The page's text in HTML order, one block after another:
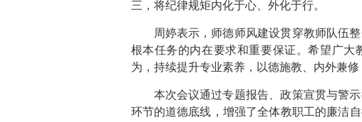
三，将纪律规矩内化于心、外化于行。
周婷表示，师德师风建设贯穿教师队伍
根本任务的内在要求和重要保证。希望广
为，持续提升专业素养，以德施教、内外兼
本次会议通过专题报告、政策宣贯与警
环节的道德底线，增强了全体教职工的廉洁